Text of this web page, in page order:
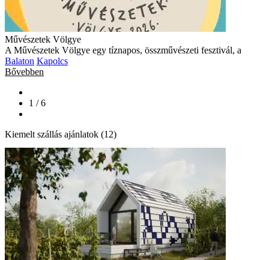
Művészetek Völgye
A Művészetek Völgye egy tíznapos, összművészeti fesztivál, a
Balaton Kapolcs
Bővebben
1 / 6
Kiemelt szállás ajánlatok (12)